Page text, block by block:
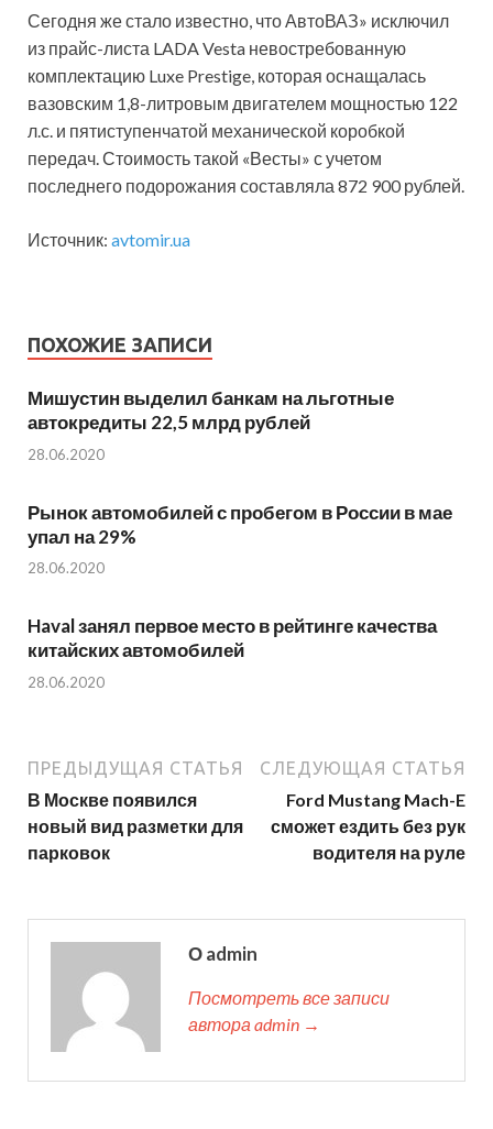
Сегодня же стало известно, что АвтоВАЗ» исключил
из прайс-листа LADA Vesta невостребованную
комплектацию Luxe Prestige, которая оснащалась
вазовским 1,8-литровым двигателем мощностью 122
л.с. и пятиступенчатой механической коробкой
передач. Стоимость такой «Весты» с учетом
последнего подорожания составляла 872 900 рублей.
Источник: avtomir.ua
ПОХОЖИЕ ЗАПИСИ
Мишустин выделил банкам на льготные
автокредиты 22,5 млрд рублей
28.06.2020
Рынок автомобилей с пробегом в России в мае
упал на 29%
28.06.2020
Haval занял первое место в рейтинге качества
китайских автомобилей
28.06.2020
ПРЕДЫДУЩАЯ СТАТЬЯ
В Москве появился
новый вид разметки для
парковок
СЛЕДУЮЩАЯ СТАТЬЯ
Ford Mustang Mach-E
сможет ездить без рук
водителя на руле
О admin
Посмотреть все записи
автора admin →